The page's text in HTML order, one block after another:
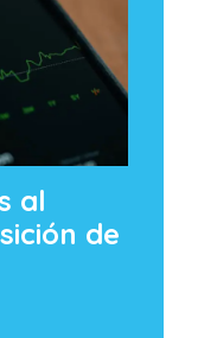
al
de